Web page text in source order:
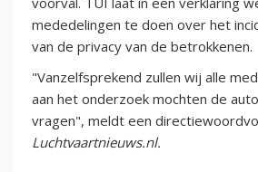
mededelingen te doen over het
van de privacy van de betrokkenen.
"Vanzelfsprekend zullen wij alle
aan het onderzoek mochten de
vragen", meldt een
Luchtvaartnieuws.nl.